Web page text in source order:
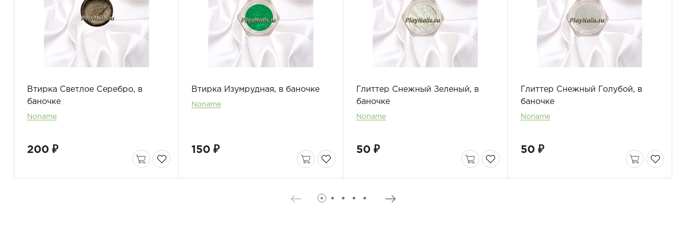
Втирка Светлое Серебро, в
баночке
Noname
200 ₽
Втирка Изумрудная, в баночке
Noname
150 ₽
Глиттер Снежный Зеленый, в
баночке
Noname
50 ₽
Глиттер Снежный Голубой, в
баночке
Noname
50 ₽